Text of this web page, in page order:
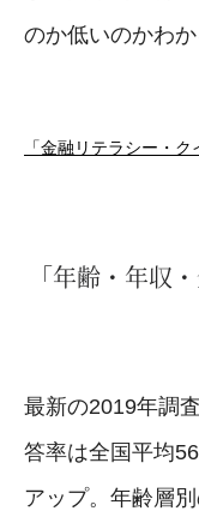
のか低いのかわ
「金融リテラシー・
「年齢・年収
最新の2019年調
答率は全国平均
アップ。年齢層